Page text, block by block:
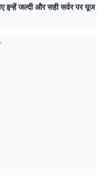
इन्हें जल्दी और सही सर्वर पर यूज